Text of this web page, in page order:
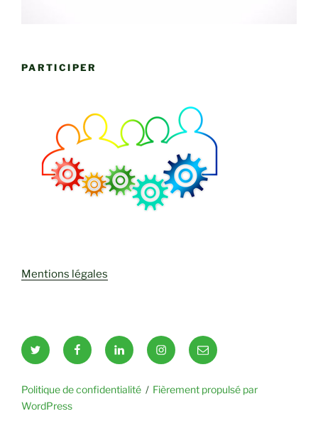
PARTICIPER
Mentions légales
Twitter FacebookLinkedInInstagramEmail
Politique de confidentialité
Fièrement propulsé par
WordPress